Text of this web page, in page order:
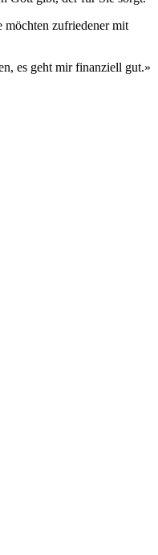
möchten zufriedener mit
es geht mir finanziell gut.»